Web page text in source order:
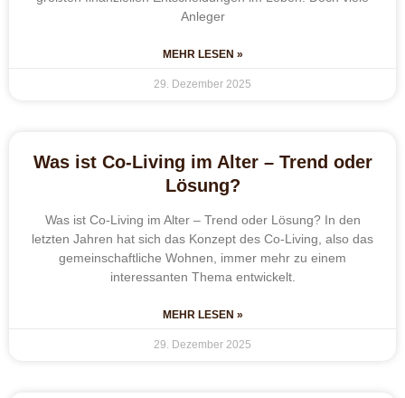
Anleger
MEHR LESEN »
29. Dezember 2025
Was ist Co-Living im Alter – Trend oder
Lösung?
Was ist Co-Living im Alter – Trend oder Lösung? In den
letzten Jahren hat sich das Konzept des Co-Living, also das
gemeinschaftliche Wohnen, immer mehr zu einem
interessanten Thema entwickelt.
MEHR LESEN »
29. Dezember 2025